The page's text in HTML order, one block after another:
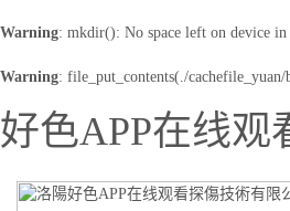
Warning: mkdir(): No space left on device in
Warning: file_put_contents(./
好色APP在线